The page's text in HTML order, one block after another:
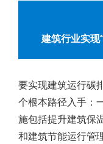
建筑行业实现
要实现建筑运行碳
个根本路径入手：
施包括提升建筑保
和建筑节能运行管